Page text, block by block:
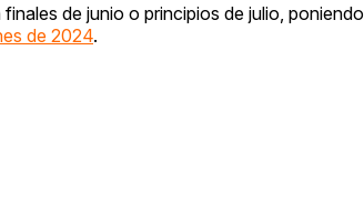
de junio o principios de julio, poniendo
de 2024.